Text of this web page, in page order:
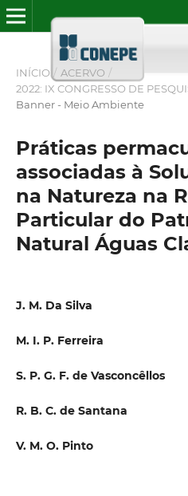
INÍCIO / ACERVO /
2022: IX CONGRESSO DE
Banner - Meio Ambiente
Práticas
associadas à
na Natureza na
Particular do
Natural Águas
J. M. Da Silva
M. I. P. Ferreira
S. P. G. F. de Vasconcêllos
R. B. C. de Santana
V. M. O. Pinto